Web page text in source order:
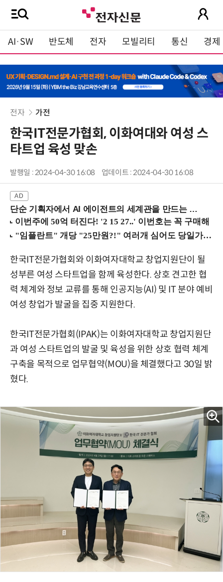
AI·SW 반도체 전자 모빌리티 통신 경제
전자 가전
한국IT전문가협회, 이화여대와 여성 스
타트업 육성 맞손
발행일 : 2024-04-30 16:08 업데이트 : 2024-04-30 16:08
단순 기획자에서 AI 에이전트의 세계관을 만드는 지식 설계자로.. (8/20 강남역)
한국IT전문가협회와 이화여자대학교 창업지원단이 될
성부른 여성 스타트업을 함께 육성한다. 상호 견고한 협
력 체계와 정보 교류를 통해 인공지능(AI) 및 IT 분야 예비
여성 창업가 발굴을 집중 지원한다.
한국IT전문가협회(IPAK)는 이화여자대학교 창업지원단
과 여성 스타트업의 발굴 및 육성을 위한 상호 협력 체계
구축을 목적으로 업무협약(MOU)을 체결했다고 30일 밝
혔다.